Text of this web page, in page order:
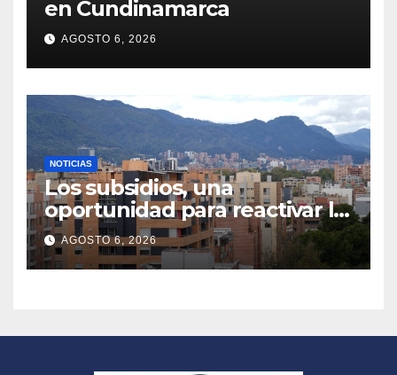
en Cundinamarca
AGOSTO 6, 2026
NOTICIAS
Los subsidios, una
oportunidad para reactivar la
compra de vivienda
AGOSTO 6, 2026